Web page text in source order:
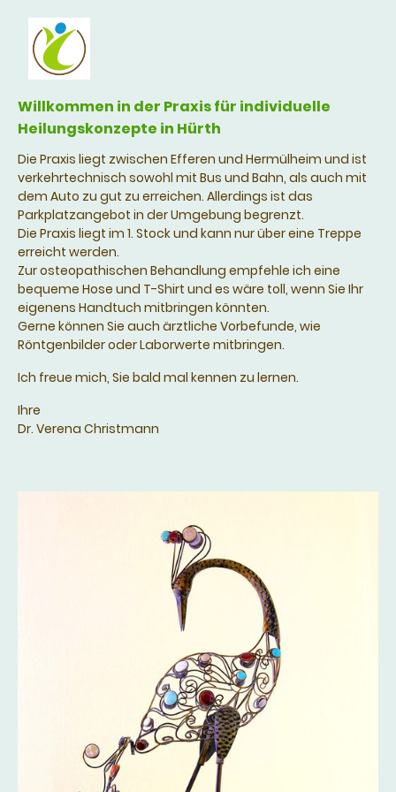
Willkommen in der Praxis für individuelle
Heilungskonzepte in Hürth
Die Praxis liegt zwischen Efferen und Hermülheim und ist
verkehrtechnisch sowohl mit Bus und Bahn, als auch mit
dem Auto zu gut zu erreichen. Allerdings ist das
Parkplatzangebot in der Umgebung begrenzt.
Die Praxis liegt im 1. Stock und kann nur über eine Treppe
erreicht werden.
Zur osteopathischen Behandlung empfehle ich eine
bequeme Hose und T-Shirt und es wäre toll, wenn Sie Ihr
eigenens Handtuch mitbringen könnten.
Gerne können Sie auch ärztliche Vorbefunde, wie
Röntgenbilder oder Laborwerte mitbringen.
Ich freue mich, Sie bald mal kennen zu lernen.
Ihre
Dr. Verena Christmann